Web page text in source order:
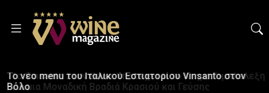
Το νέο menu του Iταλικού Eστιατορίου Vinsanto στον
Βόλο